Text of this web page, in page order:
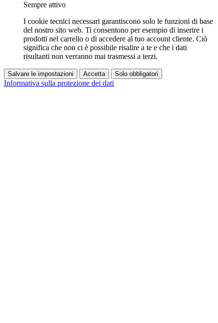
Sempre attivo
I cookie tecnici necessari garantiscono solo le funzioni di base
del nostro sito web. Ti consentono per esempio di inserire i
prodotti nel carrello o di accedere al tuo account cliente. Ciò
significa che non ci è possibile risalire a te e che i dati
risultanti non verranno mai trasmessi a terzi.
Salvare le impostazioni Accetta Solo obbligatori
Informativa sulla protezione dei dati